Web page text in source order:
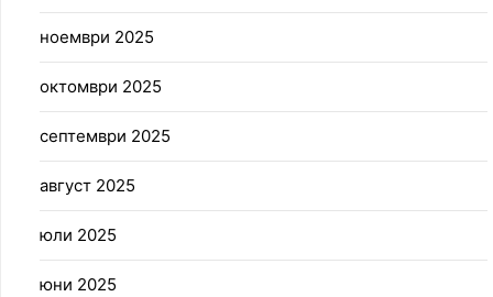
ноември 2025
октомври 2025
септември 2025
август 2025
юли 2025
юни 2025